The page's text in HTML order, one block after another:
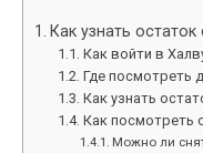
Как узнать
Как войти в
Где посмотреть
Как узнать
Как посмотреть
Можно ли